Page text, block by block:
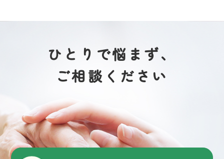
ひとりで悩まず、
ご相談ください